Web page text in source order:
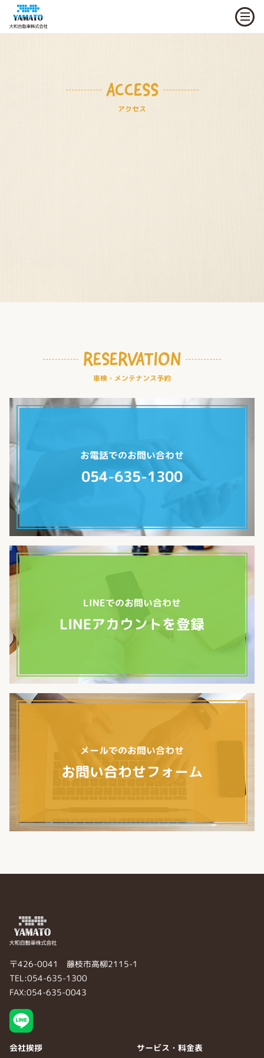
ACCESS
アクセス
RESERVATION
車検・メンテナンス予約
お電話でのお問い合わせ
054-635-1300
LINEでのお問い合わせ
LINEアカウントを登録
メールでのお問い合わせ
お問い合わせフォーム
〒426-0041 藤枝市高柳2115-1
TEL:054-635-1300
FAX:054-635-0043
会社挨拶 サービス・料金表